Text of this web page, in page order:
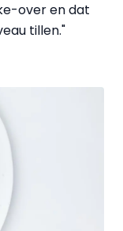
over en dat
tillen."